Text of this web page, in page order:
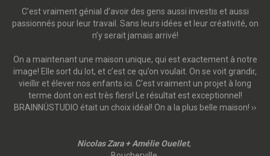
C’est vraiment génial d’avoir des gens aussi investis et aussi
passionnés pour leur travail. Sans leurs idées et leur créativité, on
n’y serait jamais arrivé!
On a maintenant une maison unique, qui est exactement à notre
image! Elle sort du lot, et c’est ce qu’on voulait. On se voit grandir,
vieillir et élever nos enfants ici. C’est vraiment un projet à long
terme dont on est très fiers! Le résultat est exceptionnel!
BRAINNÜSTUDIO était un choix idéal! On a la plus belle maison! ››
Nicolas Zara + Amélie Ouellet,